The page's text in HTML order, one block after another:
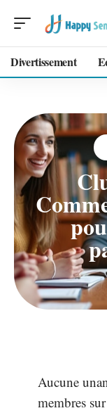
Divertissement
Aucune
membres